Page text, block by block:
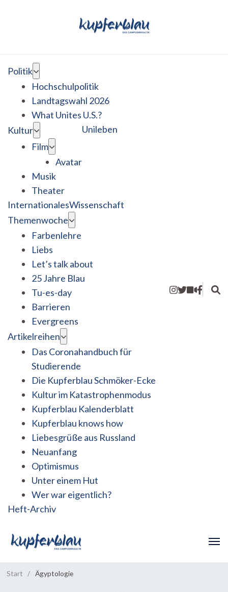
Politik
Hochschulpolitik
Landtagswahl 2026
What Unites U.S.?
Kultur
Film
Avatar
Musik
Theater
Unileben
InternationalesWissenschaft
Themenwoche
Farbenlehre
Liebs
Let’s talk about
25 Jahre Blau
Tu-es-day
Barrieren
Evergreens
Artikelreihen
Das Coronahandbuch für
Studierende
Die Kupferblau Schmöker-Ecke
Kultur im Katastrophenmodus
Kupferblau Kalenderblatt
Kupferblau knows how
Liebesgrüße aus Russland
Neuanfang
Optimismus
Unter einem Hut
Wer war eigentlich?
Heft-Archiv
Start / Ägyptologie